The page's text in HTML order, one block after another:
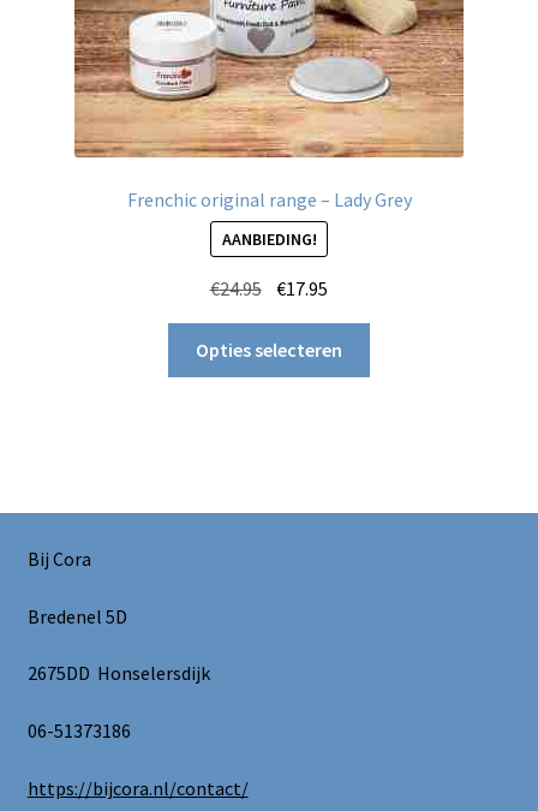
Frenchic original range – Lady Grey
AANBIEDING!
€24.95 Oorspronkelijke
prijs
was:
€24.95.
€17.95
prijs
is:
€17.95.
Opties selecteren
optie
Bij Cora
Bredenel 5D
2675DD Honselersdijk
06-51373186
https://bijcora.nl/contact/